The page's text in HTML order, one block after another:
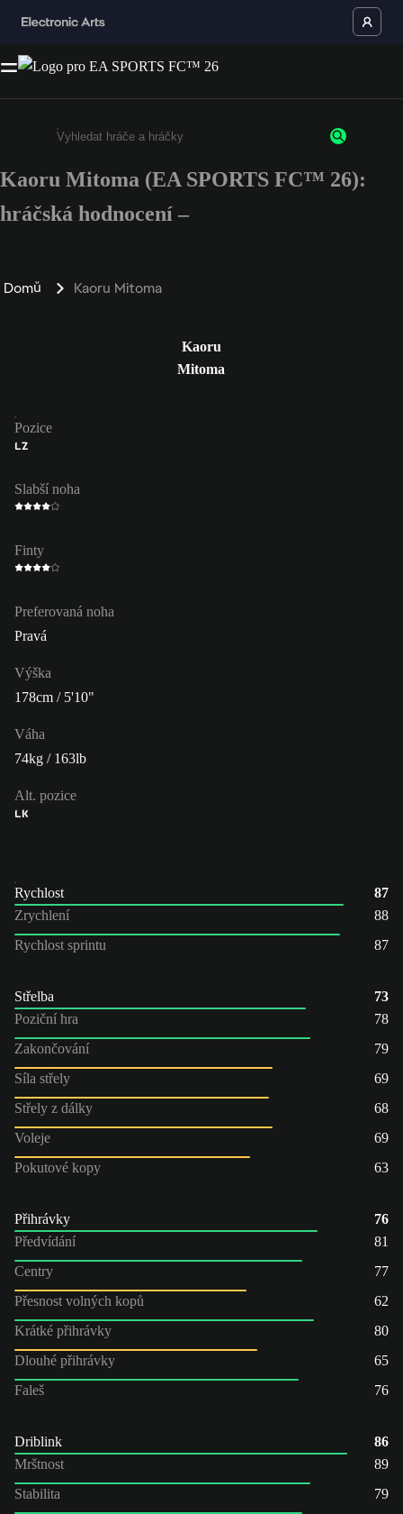
Enter a minimum of 3 characters or numbers
Kaoru Mitoma (EA SPORTS FC™ 26):
hráčská hodnocení –
Domů Kaoru Mitoma
Kaoru
Mitoma
Pozice
LZ
Slabší noha
Finty
Preferovaná noha
Pravá
Výška
178cm / 5'10"
Váha
74kg / 163lb
Alt. pozice
LK
Rychlost
87
Zrychlení
88
Rychlost sprintu
87
Střelba
73
Poziční hra
78
Zakončování
79
Síla střely
69
Střely z dálky
68
Voleje
69
Pokutové kopy
63
Přihrávky
76
Předvídání
81
Centry
77
Přesnost volných kopů
62
Krátké přihrávky
80
Dlouhé přihrávky
65
Faleš
76
Driblink
86
Mrštnost
89
Stabilita
79